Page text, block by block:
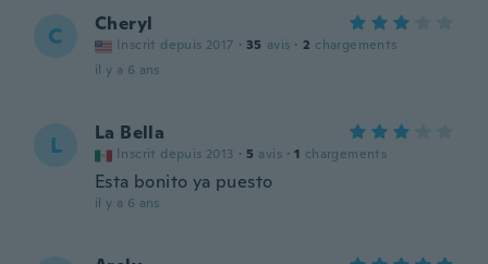
C Cheryl
Inscrit depuis 2017 · 35 avis · 2 chargements
il y a 6 ans
L La Bella
Inscrit depuis 2013 · 5 avis · 1 chargements
Esta bonito ya puesto
il y a 6 ans